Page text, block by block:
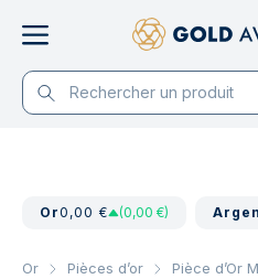
Or0,00 € (0,00 €)
Or Pièces d’or
Pièce d’Or